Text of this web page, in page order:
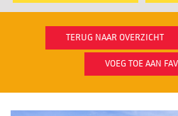
TERUG NAAR OVERZICHT
VOEG TOE AAN